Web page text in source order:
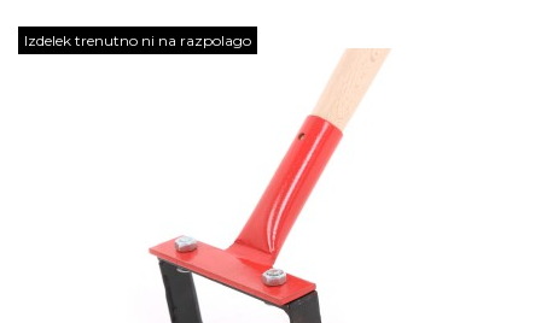
Izdelek trenutno ni na razpolago